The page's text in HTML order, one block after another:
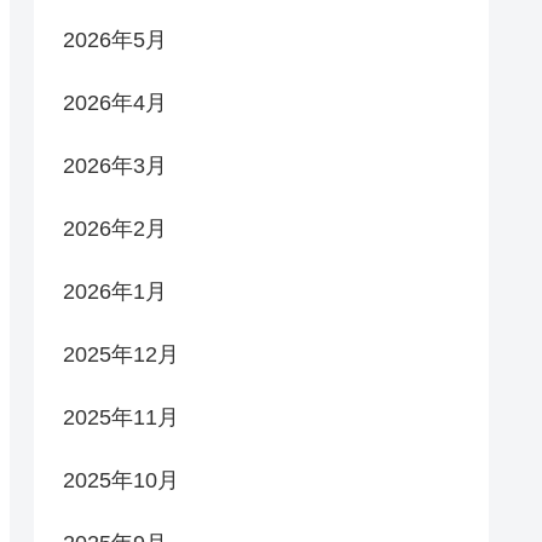
2026年5月
2026年4月
2026年3月
2026年2月
2026年1月
2025年12月
2025年11月
2025年10月